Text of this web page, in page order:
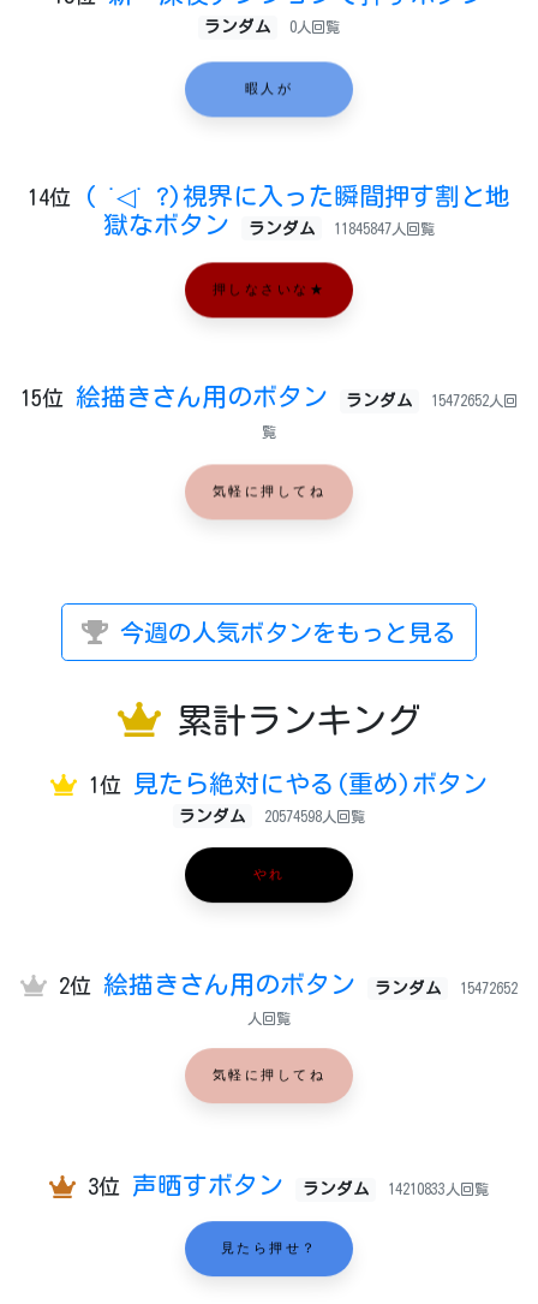
ランダム 0人回覧
暇人が
14位
( ˙◁˙ ?)視界に入った瞬間押す割と地
獄なボタン
ランダム 11845847人回覧
押しなさいな★
15位 絵描きさん用のボタン ランダム 15472652人回
覧
気軽に押してね
今週の人気ボタンをもっと見る
累計ランキング
1位 見たら絶対にやる(重め)ボタン
ランダム 20574598人回覧
やれ
2位 絵描きさん用のボタン ランダム 15472652
人回覧
気軽に押してね
3位 声晒すボタン ランダム 14210833人回覧
見たら押せ？